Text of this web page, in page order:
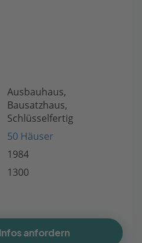
Ausbauhaus,
Bausatzhaus,
Schlüsselfertig
50 Häuser
1984
1300
anfordern